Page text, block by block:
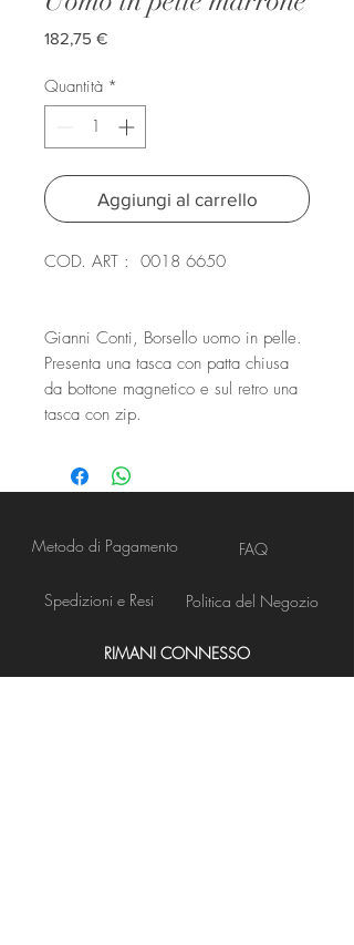
182,75 €Prezzo
Quantità *
Aggiungi al carrello
COD. ART : 0018 6650
Gianni Conti, Borsello uomo in pelle.
Presenta una tasca con patta chiusa
da bottone magnetico e sul retro una
tasca con zip.
Metodo di Pagamento
Spedizioni e Resi
FAQ
Politica del Negozio
RIMANI CONNESSO